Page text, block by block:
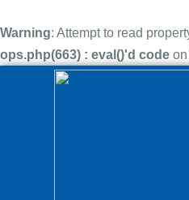
Warning: Attempt to read
ops.php(663) : eval()'d code